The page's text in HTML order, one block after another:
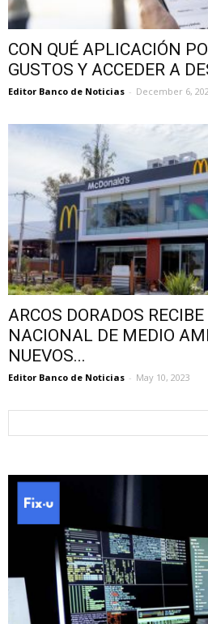
CON QUÉ APLICACIÓN
GUSTOS Y ACCEDER A
Editor Banco de Noticias - December 6,
ARCOS DORADOS
NACIONAL DE MEDIO
NUEVOS...
Editor Banco de Noticias - May 10, 2023